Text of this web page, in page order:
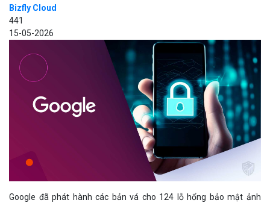
Bizfly Cloud
441
15-05-2026
Google đã phát hành các bản vá cho 124 lỗ hổng bảo mật ảnh